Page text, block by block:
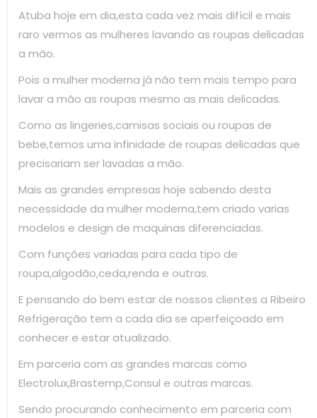
Atuba hoje em dia,esta cada vez mais difícil e mais
raro vermos as mulheres lavando as roupas delicadas
a mão.
Pois a mulher moderna já não tem mais tempo para
lavar a mão as roupas mesmo as mais delicadas.
Como as lingeries,camisas sociais ou roupas de
bebe,temos uma infinidade de roupas delicadas que
precisariam ser lavadas a mão.
Mais as grandes empresas hoje sabendo desta
necessidade da mulher moderna,tem criado varias
modelos e design de maquinas diferenciadas.
Com funções variadas para cada tipo de
roupa,algodão,ceda,renda e outras.
E pensando do bem estar de nossos clientes a Ribeiro
Refrigeração tem a cada dia se aperfeiçoado em
conhecer e estar atualizado.
Em parceria com as grandes marcas como
Electrolux,Brastemp,Consul e outras marcas.
Sendo procurando conhecimento em parceria com